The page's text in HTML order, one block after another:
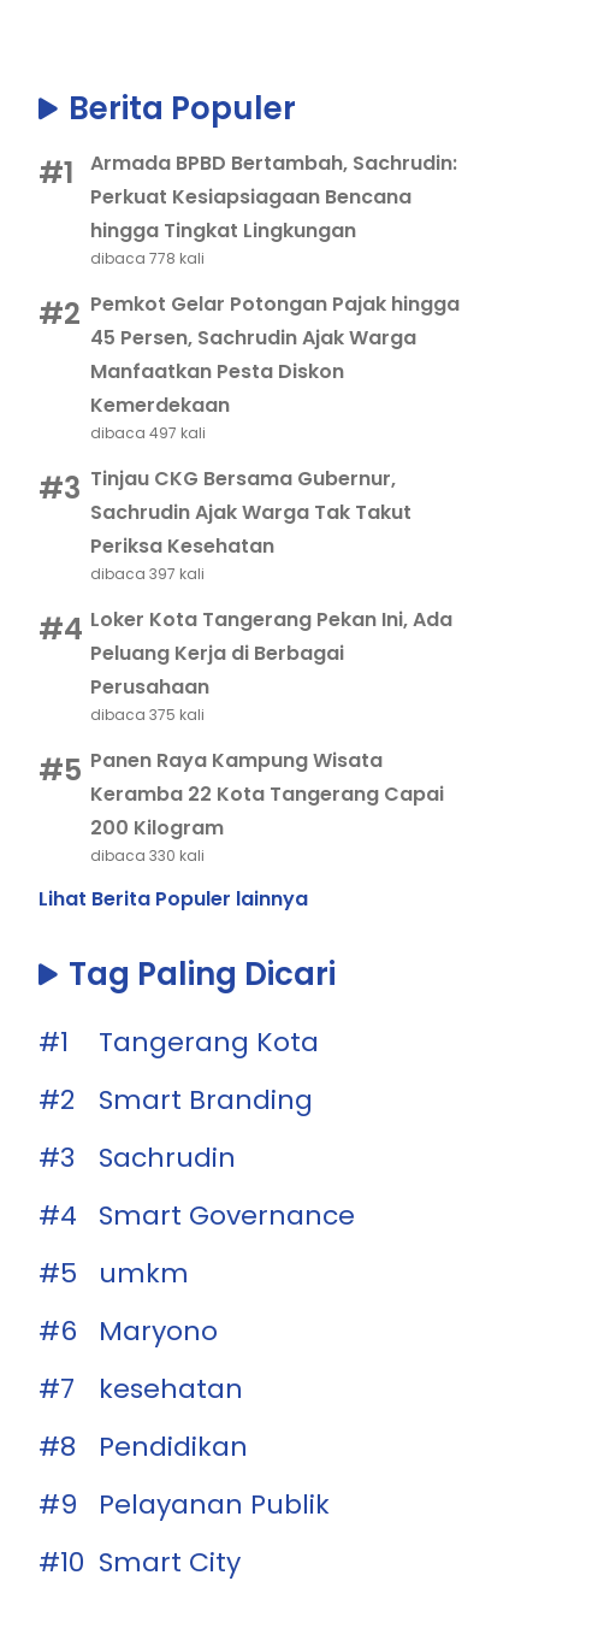
Berita Populer
#1
Armada BPBD Bertambah, Sachrudin:
Perkuat Kesiapsiagaan Bencana
hingga Tingkat Lingkungan
dibaca 778 kali
#2 Pemkot Gelar Potongan Pajak hingga
45 Persen, Sachrudin Ajak Warga
Manfaatkan Pesta Diskon
Kemerdekaan
dibaca 497 kali
#3 Tinjau CKG Bersama Gubernur,
Sachrudin Ajak Warga Tak Takut
Periksa Kesehatan
dibaca 397 kali
#4 Loker Kota Tangerang Pekan Ini, Ada
Peluang Kerja di Berbagai
Perusahaan
dibaca 375 kali
#5 Panen Raya Kampung Wisata
Keramba 22 Kota Tangerang Capai
200 Kilogram
dibaca 330 kali
Lihat Berita Populer lainnya
Tag Paling Dicari
#1
Tangerang Kota
#2
Smart Branding
#3
Sachrudin
#4
Smart Governance
#5
umkm
#6
Maryono
#7
kesehatan
#8
Pendidikan
#9
Pelayanan Publik
#10 Smart City